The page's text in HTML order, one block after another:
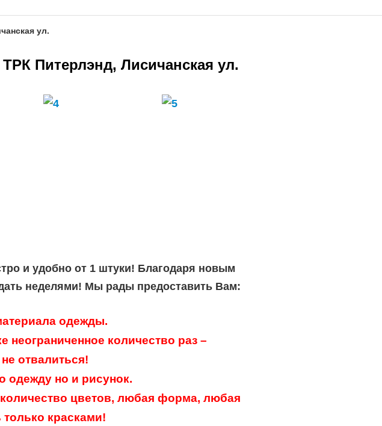
ул.
Питерлэнд, Лисичанская ул.
и удобно от 1 штуки! Благодаря новым
неделями! Мы рады предоставить Вам:
одежды.
количество раз –
отвалиться!
одежду но и рисунок.
цветов, любая форма, любая
только красками!